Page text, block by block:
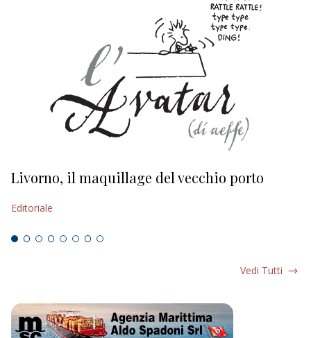
Livorno, il maquillage del vecchio porto
Editoriale
Vedi Tutti